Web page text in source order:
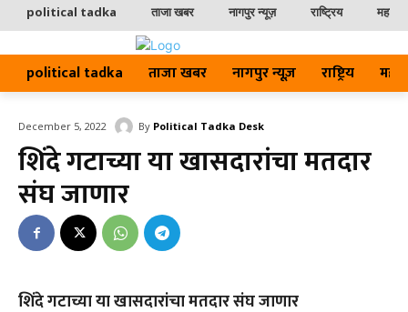
political tadka ताजा खबर नागपुर न्यूज़ राष्ट्रिय
political tadka ताजा खबर नागपुर न्यूज़ राष्ट्रिय
December 5, 2022 By Political Tadka Desk
शिंदे गटाच्या या खासदारांचा मतदार
संघ जाणार
शिंदे गटाच्या या खासदारांचा मतदार संघ जाणार